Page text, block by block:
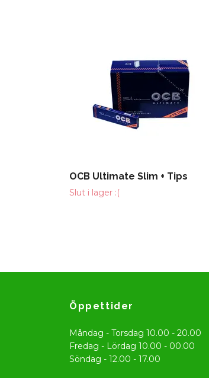
OCB Ultimate Slim + Tips
Slut i lager :(
Öppettider
Måndag - Torsdag 10.00 - 20.00
Fredag - Lördag 10.00 - 00.00
Söndag - 12.00 - 17.00